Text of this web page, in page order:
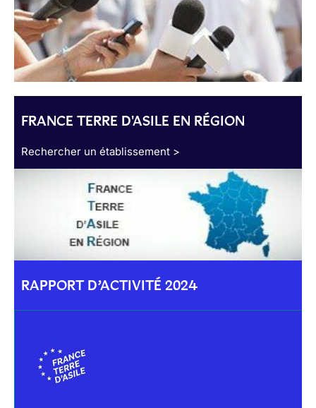
FRANCE TERRE D'ASILE EN RÉGION
Rechercher un établissement >
RAPPORT D’ACTIVITÉ 2024